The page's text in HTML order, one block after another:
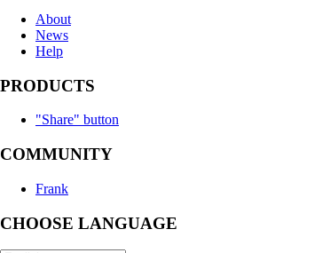
About
News
Help
PRODUCTS
"Share" button
COMMUNITY
Frank
CHOOSE LANGUAGE